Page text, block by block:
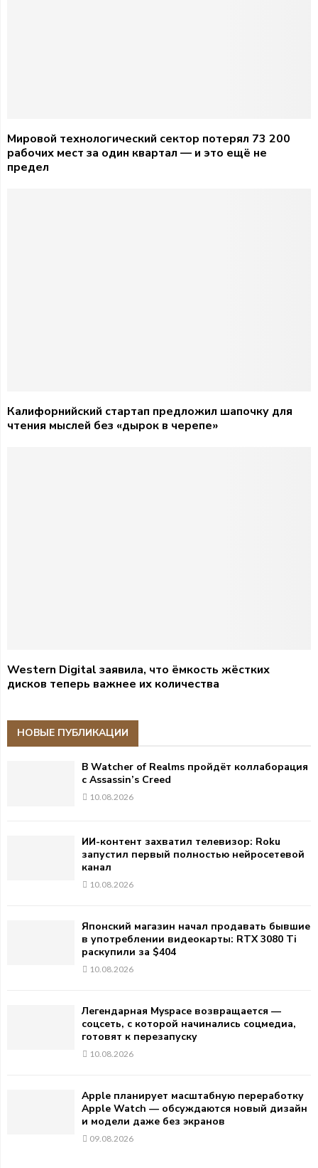
Мировой технологический сектор потерял 73 200
рабочих мест за один квартал — и это ещё не
предел
Калифорнийский стартап предложил шапочку для
чтения мыслей без «дырок в черепе»
Western Digital заявила, что ёмкость жёстких
дисков теперь важнее их количества
НОВЫЕ ПУБЛИКАЦИИ
В Watcher of Realms пройдёт коллаборация
с Assassin’s Creed
10.08.2026
ИИ-контент захватил телевизор: Roku
запустил первый полностью нейросетевой
канал
10.08.2026
Японский магазин начал продавать бывшие
в употреблении видеокарты: RTX 3080 Ti
раскупили за $404
10.08.2026
Легендарная Myspace возвращается —
соцсеть, с которой начинались соцмедиа,
готовят к перезапуску
10.08.2026
Apple планирует масштабную переработку
Apple Watch — обсуждаются новый дизайн
и модели даже без экранов
09.08.2026